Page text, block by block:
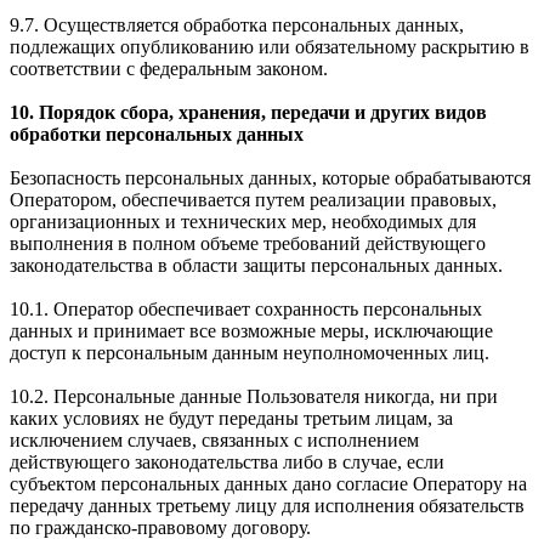
9.7. Осуществляется обработка персональных данных,
подлежащих опубликованию или обязательному раскрытию в
соответствии с федеральным законом.
10. Порядок сбора, хранения, передачи и других видов
обработки персональных данных
Безопасность персональных данных, которые обрабатываются
Оператором, обеспечивается путем реализации правовых,
организационных и технических мер, необходимых для
выполнения в полном объеме требований действующего
законодательства в области защиты персональных данных.
10.1. Оператор обеспечивает сохранность персональных
данных и принимает все возможные меры, исключающие
доступ к персональным данным неуполномоченных лиц.
10.2. Персональные данные Пользователя никогда, ни при
каких условиях не будут переданы третьим лицам, за
исключением случаев, связанных с исполнением
действующего законодательства либо в случае, если
субъектом персональных данных дано согласие Оператору на
передачу данных третьему лицу для исполнения обязательств
по гражданско-правовому договору.